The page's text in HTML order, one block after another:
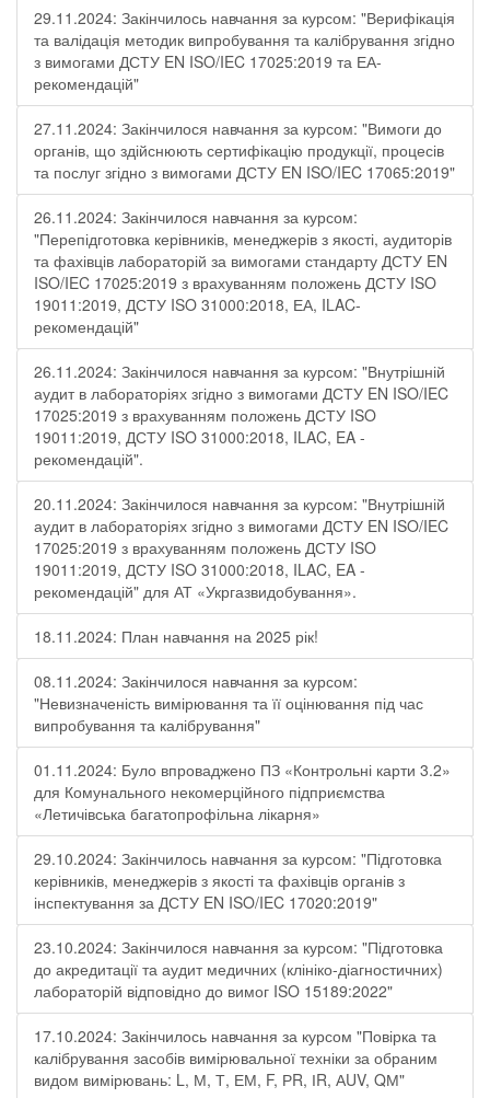
29.11.2024: Закінчилось навчання за курсом: "Верифікація
та валідація методик випробування та калібрування згідно
з вимогами ДСТУ EN ISO/IEC 17025:2019 та ЕА-
рекомендацій"
27.11.2024: Закінчилося навчання за курсом: "Вимоги до
органів, що здійснюють сертифікацію продукції, процесів
та послуг згідно з вимогами ДСТУ EN ISO/IEC 17065:2019"
26.11.2024: Закінчилося навчання за курсом:
"Перепідготовка керівників, менеджерів з якості, аудиторів
та фахівців лабораторій за вимогами стандарту ДСТУ EN
ISO/IEC 17025:2019 з врахуванням положень ДСТУ ISO
19011:2019, ДСТУ ISO 31000:2018, ЕА, ILAC-
рекомендацій"
26.11.2024: Закінчилося навчання за курсом: "Внутрішній
аудит в лабораторіях згідно з вимогами ДСТУ EN ISO/IEC
17025:2019 з врахуванням положень ДСТУ ISO
19011:2019, ДСТУ ISO 31000:2018, ILAC, EA -
рекомендацій".
20.11.2024: Закінчилося навчання за курсом: "Внутрішній
аудит в лабораторіях згідно з вимогами ДСТУ EN ISO/IEC
17025:2019 з врахуванням положень ДСТУ ISO
19011:2019, ДСТУ ISO 31000:2018, ILAC, EA -
рекомендацій" для АТ «Укргазвидобування».
18.11.2024: План навчання на 2025 рік!
08.11.2024: Закінчилося навчання за курсом:
"Невизначеність вимірювання та її оцінювання під час
випробування та калібрування"
01.11.2024: Було впроваджено ПЗ «Контрольні карти 3.2»
для Комунального некомерційного підприємства
«Летичівська багатопрофільна лікарня»
29.10.2024: Закінчилось навчання за курсом: "Підготовка
керівників, менеджерів з якості та фахівців органів з
інспектування за ДСТУ EN ISO/IEC 17020:2019"
23.10.2024: Закінчилося навчання за курсом: "Підготовка
до акредитації та аудит медичних (клініко-діагностичних)
лабораторій відповідно до вимог ISO 15189:2022"
17.10.2024: Закінчилось навчання за курсом "Повірка та
калібрування засобів вимірювальної техніки за обраним
видом вимірювань: L, М, Т, ЕМ, F, РR, ІR, АUV, QМ"